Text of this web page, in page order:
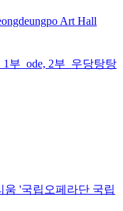
Art Hall
부_ode, 2부_우당탕탕
움 '국립오페라단 국립